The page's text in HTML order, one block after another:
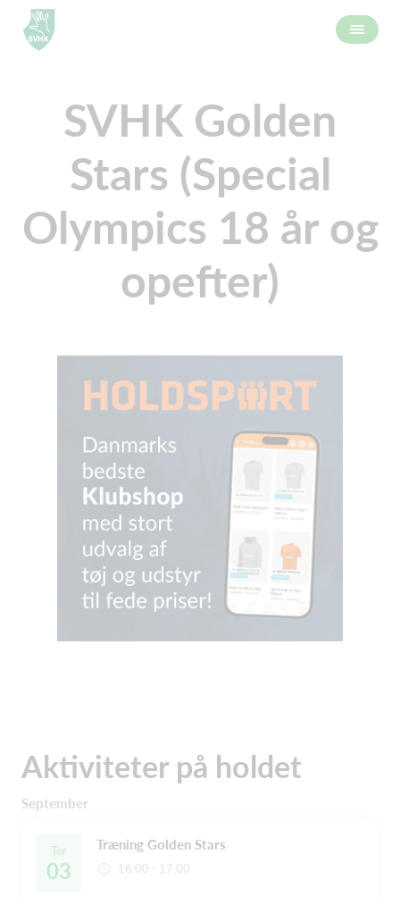
SVHK Golden
Stars (Special
Olympics 18 år og
opefter)
Aktiviteter på holdet
September
Tor
03
Træning Golden Stars
16:00 - 17:00